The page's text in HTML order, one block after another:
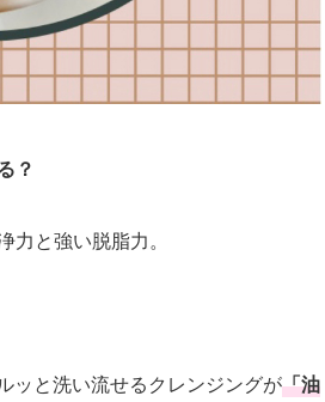
？
と強い脱脂力。
ッと洗い流せるクレンジングが「油